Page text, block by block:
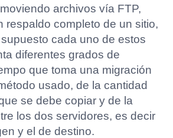
archivos vía FTP,
respaldo completo de un sitio,
cada uno de estos
diferentes grados de
que toma una migración
usado, de la cantidad
se debe copiar y de la
los dos servidores, es decir
y el de destino.